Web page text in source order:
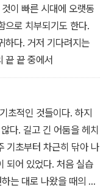
이 빠른 시대에 오랫동
으로 치부되기도 한다.
하다. 거저 기다려지는
끝 끝 중에서
초적인 것들이다. 하지
다. 길고 긴 어둠을 헤치
기초부터 차근히 닦아 나
되어 있었다. 처음 실습
는 대로 나왔을 때의 희